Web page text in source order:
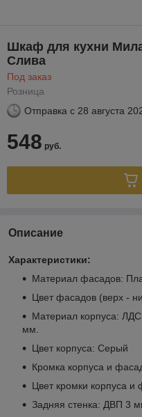
Шкаф для кухни
Слива
Под заказ
Розница
Отправка с 28 августа
548 руб.
Описание
Характеристики:
Материал фасадов:
Цвет фасадов (верх -
Материал корпуса:
мм.
Цвет корпуса: Серый
Кромка корпуса и
Цвет кромки корпуса
Задняя стенка: ДВП 3